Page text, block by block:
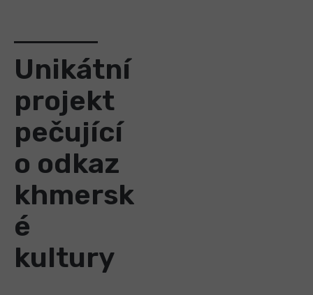
Unikátní
projekt
pečující
o odkaz
khmersk
é
kultury